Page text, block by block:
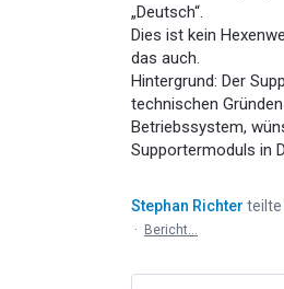
„Deutsch“.
Dies ist kein
das auch.
Hintergrund: Der
technischen
Betriebssystem,
Supportermoduls in
Stephan Richter teilte
·
Bericht…